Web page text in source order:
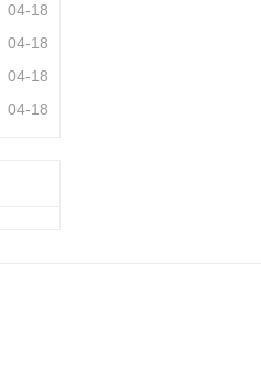
04-18
04-18
04-18
04-18